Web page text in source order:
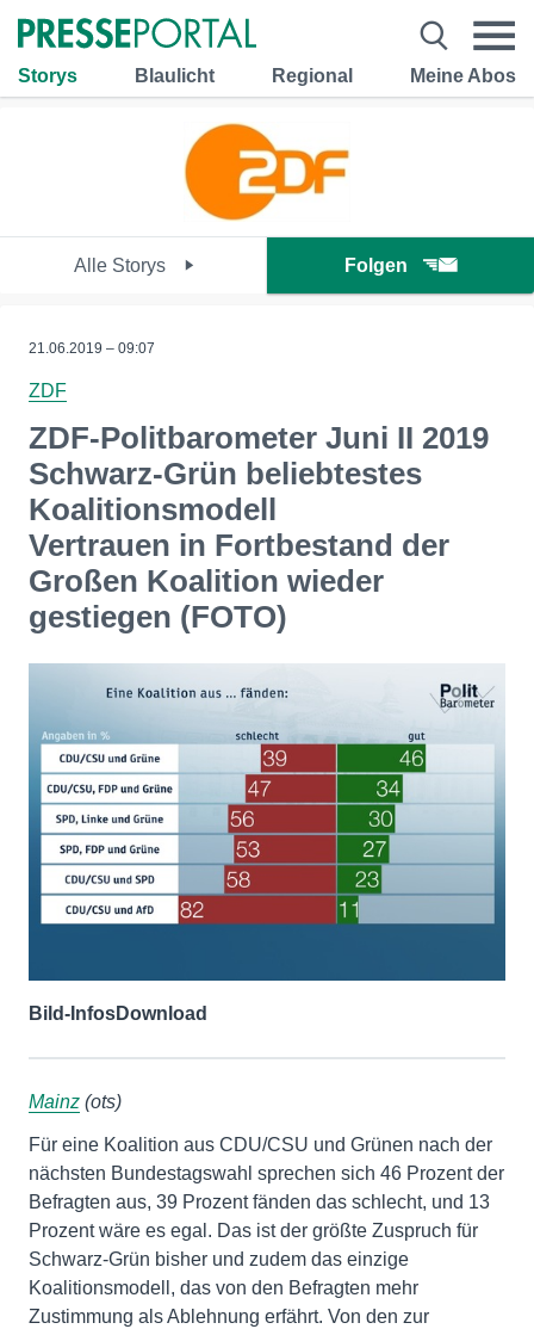
Storys Blaulicht Regional Meine Abos
Alle Storys Folgen
21.06.2019 – 09:07
ZDF
ZDF-Politbarometer Juni II 2019
Schwarz-Grün beliebtestes
Koalitionsmodell
Vertrauen in Fortbestand der
Großen Koalition wieder
gestiegen (FOTO)
Bild-InfosDownload
Mainz (ots)
Für eine Koalition aus CDU/CSU und Grünen nach der
nächsten Bundestagswahl sprechen sich 46 Prozent der
Befragten aus, 39 Prozent fänden das schlecht, und 13
Prozent wäre es egal. Das ist der größte Zuspruch für
Schwarz-Grün bisher und zudem das einzige
Koalitionsmodell, das von den Befragten mehr
Zustimmung als Ablehnung erfährt. Von den zur